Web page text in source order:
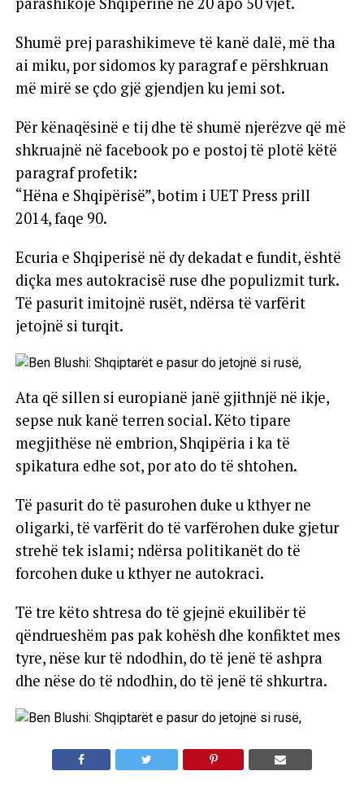
Shumë prej parashikimeve të kanë dalë, më tha
ai miku, por sidomos ky paragraf e përshkruan
më mirë se çdo gjë gjendjen ku jemi sot.
Për kënaqësinë e tij dhe të shumë njerëzve që më
shkruajnë në facebook po e postoj të plotë këtë
paragraf profetik:
“Hëna e Shqipërisë”, botim i UET Press prill
2014, faqe 90.
Ecuria e Shqiperisë në dy dekadat e fundit, është
diçka mes autokracisë ruse dhe populizmit turk.
Të pasurit imitojnë rusët, ndërsa të varfërit
jetojnë si turqit.
Ata që sillen si europianë janë gjithnjë në ikje,
sepse nuk kanë terren social. Këto tipare
megjithëse në embrion, Shqipëria i ka të
spikatura edhe sot, por ato do të shtohen.
Të pasurit do të pasurohen duke u kthyer ne
oligarki, të varfërit do të varfërohen duke gjetur
strehë tek islami; ndërsa politikanët do të
forcohen duke u kthyer ne autokraci.
Të tre këto shtresa do të gjejnë ekuilibër të
qëndrueshëm pas pak kohësh dhe konfiktet mes
tyre, nëse kur të ndodhin, do të jenë të ashpra
dhe nëse do të ndodhin, do të jenë të shkurtra.